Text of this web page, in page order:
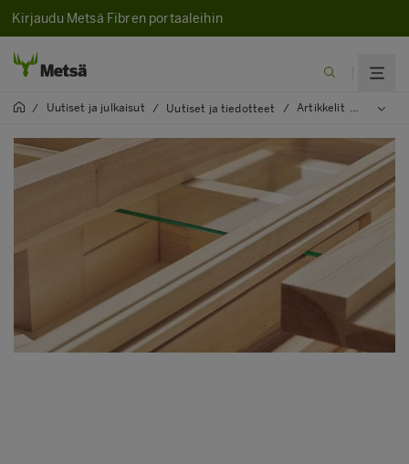
Kirjaudu Metsä Fibren portaaleihin
/ Uutiset ja julkaisut / Uutiset ja tiedotteet / Artikkelit / 2023